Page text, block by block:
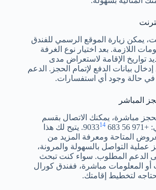
يمكن زيارة الموقع الرسمي للفندق
اللازمة. بعد اختيار نوع الغرفة
تواريخ الإقامة لاستعراض مدى
بيانات الدفع لإتمام الحجز. الدعم
في حالة وجود أي استفسارات.
المباشر
مباشرة، يمكنك الاتصال بقسم
9033
14
. يتيح لك هذا
المتاحة ومعرفة المزيد من
عملية التواصل بالسهولة والمرونة،
الدعم المطلوب. سواء كنت تبحث
أو المعلومات مباشرة، ففندق كورال
لتخطيط إقامتك.